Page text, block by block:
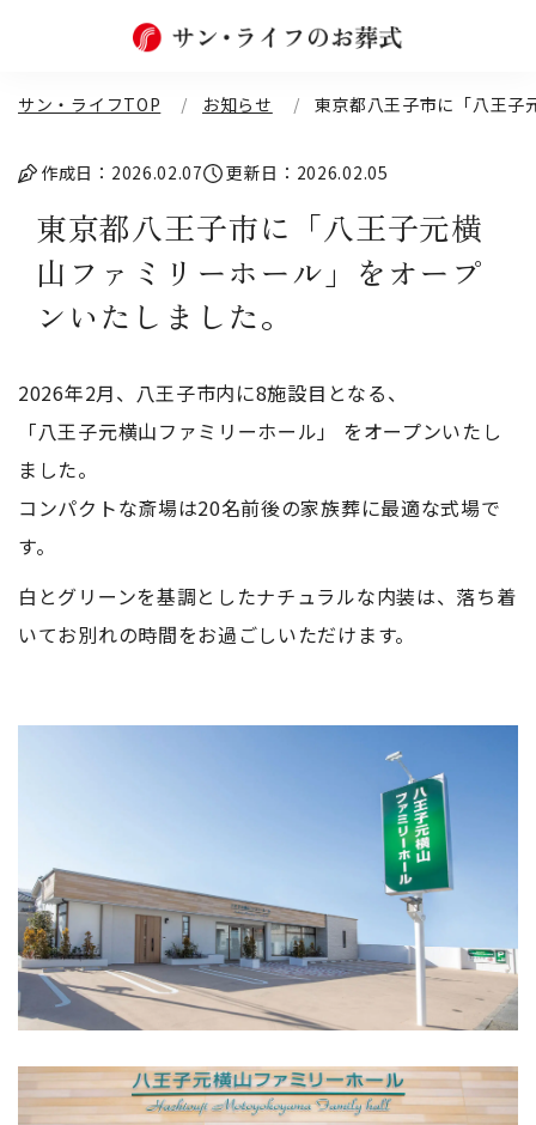
サン・ライフTOP お知らせ 東京都八王子市に「八王子
作成日：2026.02.07 更新日：2026.02.05
東京都八王子市に「八王子元横
山ファミリーホール」をオープ
ンいたしました。
2026年2月、八王子市内に8施設目となる、
「八王子元横山ファミリーホール」 をオープンいたし
ました。
コンパクトな斎場は20名前後の家族葬に最適な式場で
す。
白とグリーンを基調としたナチュラルな内装は、落ち着
いてお別れの時間をお過ごしいただけます。